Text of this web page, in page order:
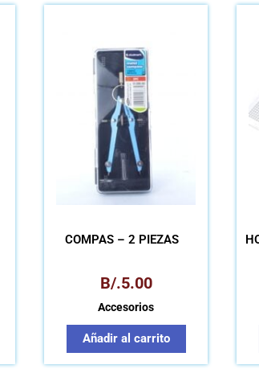
COMPÁS – 2 PIEZAS
B/.5.00
Accesorios
Añadir al carrito